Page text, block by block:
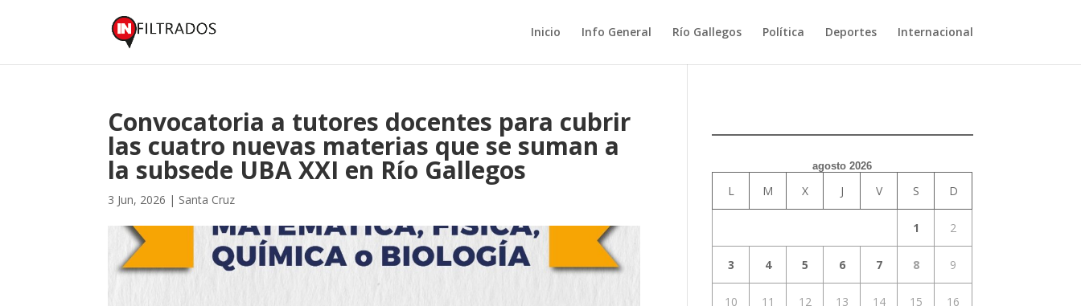
Inicio Info General Río Gallegos Política Deportes Internacional
Convocatoria a tutores docentes para cubrir
las cuatro nuevas materias que se suman a
la subsede UBA XXI en Río Gallegos
3 Jun, 2026 | Santa Cruz
agosto 2026
L M X J V S D
1 2
3 4 5 6 7 8 9
10 11 12 13 14 15 16